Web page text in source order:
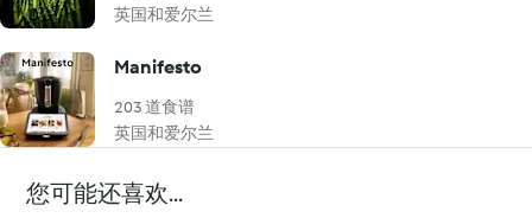
英国和爱尔兰
Manifesto
203 道食谱
英国和爱尔兰
您可能还喜欢...